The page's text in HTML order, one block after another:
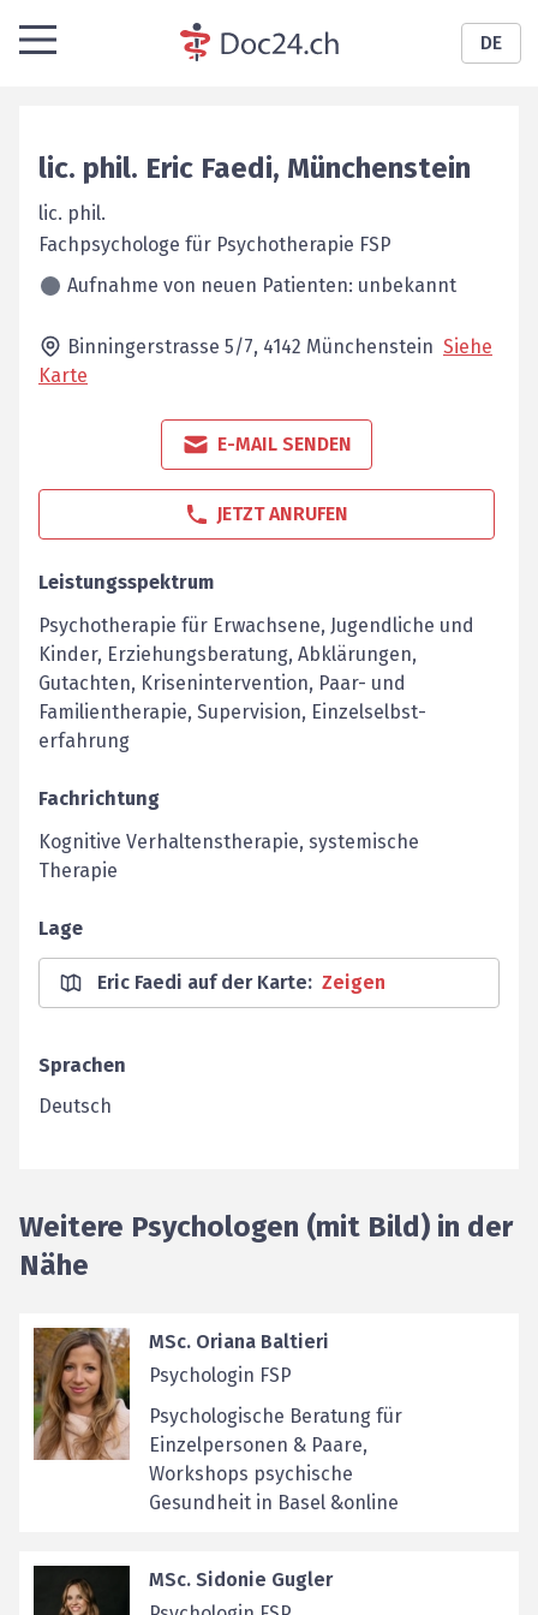
DE
lic. phil. Eric Faedi, Münchenstein
lic. phil.
Fachpsychologe für ­Psychotherapie FSP
Aufnahme von neuen Patienten: unbekannt
Binningerstrasse 5/7, 4142 Münchenstein Siehe
Karte
E-MAIL SENDEN
JETZT ANRUFEN
Leistungsspektrum
Psychotherapie für Erwachsene, Jugend­liche und
Kinder, ­Erziehungsberatung, Abklärungen,
Gutachten, Krisenintervention, Paar- und
Familientherapie, Supervision, Einzelselbst­
erfahrung
Fachrichtung
Kognitive Verhaltenstherapie, systemische
Therapie
Lage
Eric Faedi auf der Karte: Zeigen
Sprachen
Deutsch
Weitere Psychologen (mit Bild) in der
Nähe
MSc. Oriana Baltieri
Psychologin FSP
Psychologische Beratung für
Einzelpersonen & Paare,
Workshops psychische
Gesundheit in Basel &online
MSc. Sidonie Gugler